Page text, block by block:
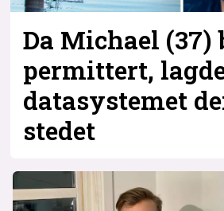
Da Michael (37)
permittert,
datasystemet
stedet